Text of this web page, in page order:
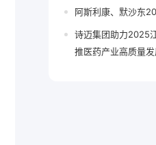
阿斯利康、默沙东
诗迈集团助力2025
推医药产业高质量